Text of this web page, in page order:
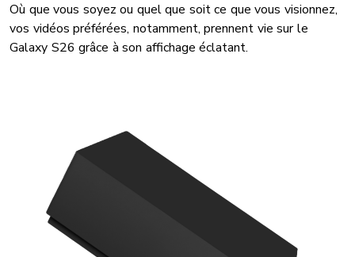
Où que vous soyez ou quel que soit ce que vous visionnez,
vos vidéos préférées, notamment, prennent vie sur le
Galaxy S26 grâce à son affichage éclatant.